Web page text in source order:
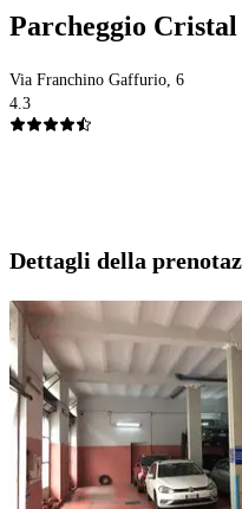
Parcheggio
Via Franchino Gaffurio, 6
4.3
Dettagli della